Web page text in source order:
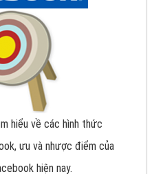
hiểu về các hình thức
ưu và nhược điểm của
hiện nay.